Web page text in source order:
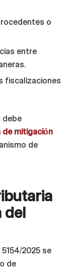
o
entre
fiscalizaciones
debe
de mitigación
de
del
2025 se
de